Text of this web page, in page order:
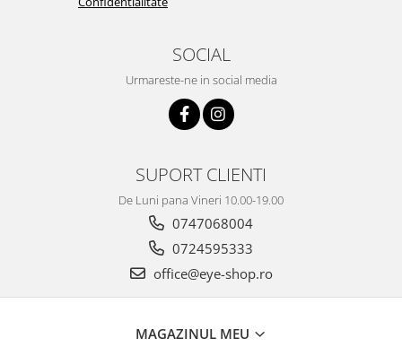
SOCIAL
Urmareste-ne in social media
SUPORT CLIENTI
De Luni pana Vineri 10.00-19.00
0747068004
0724595333
office@eye-shop.ro
MAGAZINUL MEU